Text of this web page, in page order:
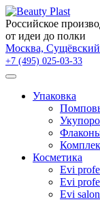
Российское
от идеи до полки
Москва,
+7 (495) 025-03-33
Упаковка
Косметика
Evi
Evi
Evi